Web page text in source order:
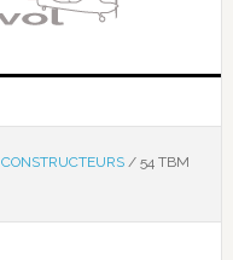
CONSTRUCTEURS /54 TBM